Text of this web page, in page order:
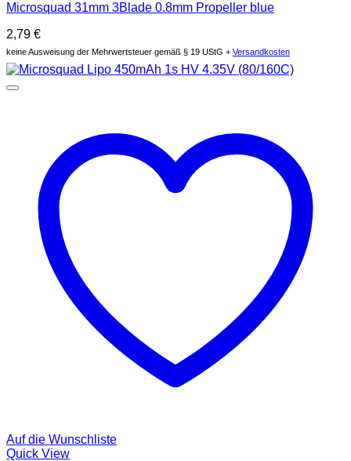
Microsquad 31mm 3Blade 0.8mm Propeller blue
2,79 €
keine Ausweisung der Mehrwertsteuer gemäß § 19 UStG + Versandkosten
Auf die Wunschliste
Quick View